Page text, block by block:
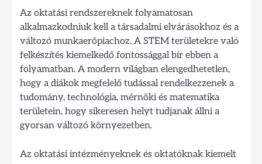
Az oktatási rendszereknek folyamatosan
alkalmazkodniuk kell a társadalmi elvárásokhoz és a
változó munkaerőpiachoz. A STEM területekre való
felkészítés kiemelkedő fontossággal bír ebben a
folyamatban. A modern világban elengedhetetlen,
hogy a diákok megfelelő tudással rendelkezzenek a
tudomány, technológia, mérnöki és matematika
területein, hogy sikeresen helyt tudjanak állni a
gyorsan változó környezetben.
Az oktatási intézményeknek és oktatóknak kiemelt